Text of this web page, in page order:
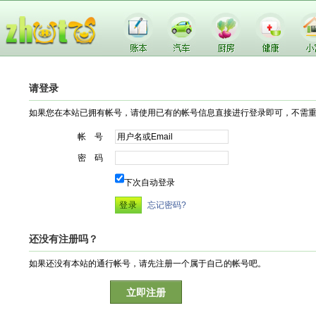
请登录
如果您在本站已拥有帐号，请使用已有的帐号信息直接进行登录即可，不需
帐 号
密 码
下次自动登录
忘记密码?
还没有注册吗？
如果还没有本站的通行帐号，请先注册一个属于自己的帐号吧。
立即注册